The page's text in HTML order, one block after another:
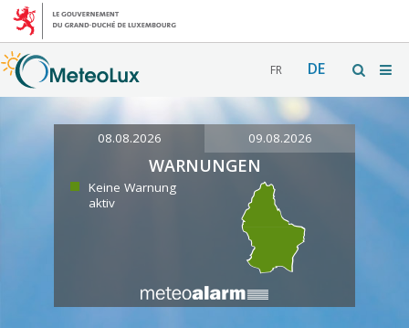
FR DE
08.08.2026 09.08.2026
WARNUNGEN
Keine Warnung
aktiv